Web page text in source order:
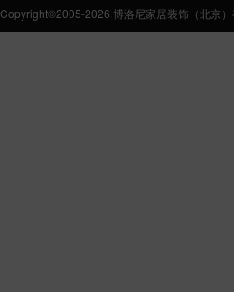
Copyright©2005-2026 博洛尼家居装饰（北京